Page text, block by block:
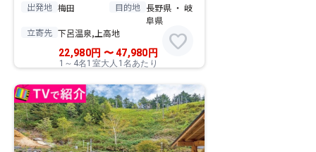
出発地 梅田 目的地 長野県 ・ 岐
阜県
立寄先 下呂温泉,上高地
22,980円 〜47,980 円
1～4名1室大人1名あたり
favorite